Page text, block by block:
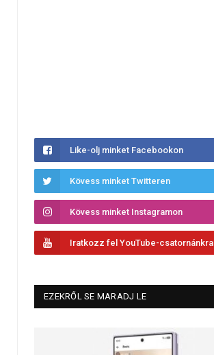
Like-olj minket Facebookon
Kövess minket Twitteren
Kövess minket Instagramon
Iratkozz fel YouTube-csatornánkra
EZEKRŐL SE MARADJ LE